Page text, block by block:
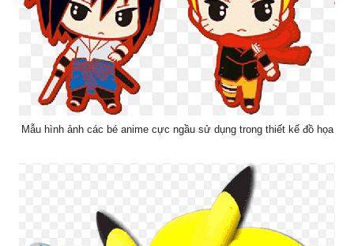
Mẫu hình ảnh các bé anime cực ngầu sử dụng trong thiết kế đồ họa